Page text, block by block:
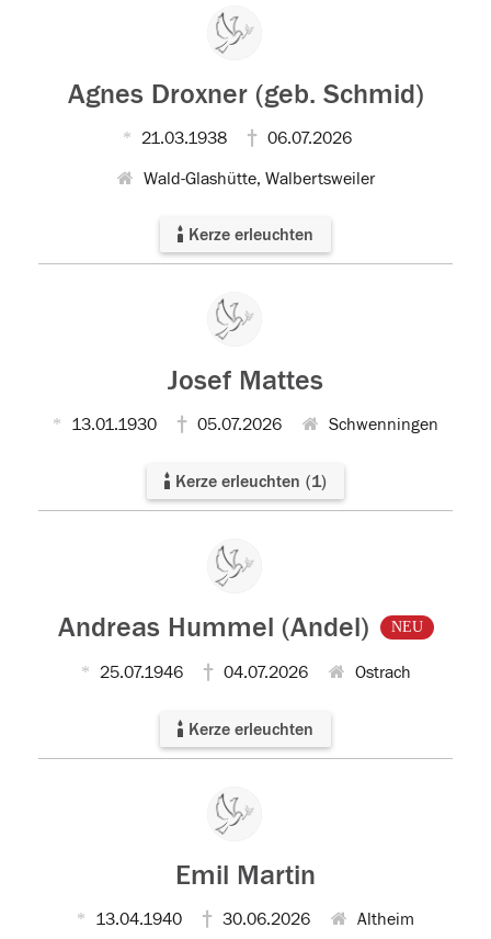
Agnes Droxner (geb. Schmid)
21.03.1938 06.07.2026
Wald-Glashütte, Walbertsweiler
Kerze erleuchten
Josef Mattes
13.01.1930 05.07.2026 Schwenningen
Kerze erleuchten (1)
Andreas Hummel (Andel) NEU
25.07.1946 04.07.2026 Ostrach
Kerze erleuchten
Emil Martin
13.04.1940 30.06.2026 Altheim